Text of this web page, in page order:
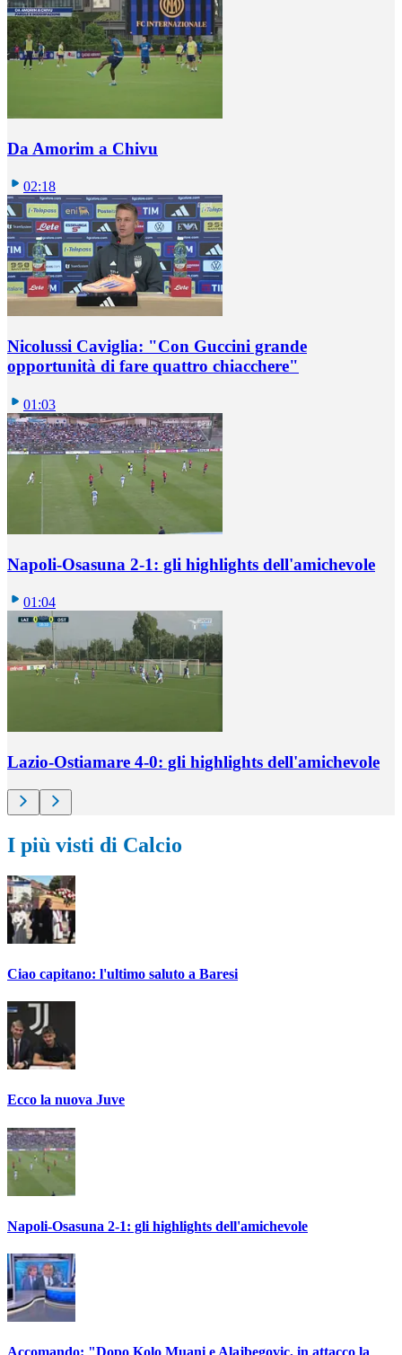
Da Amorim a Chivu
02:18
Nicolussi Caviglia: "Con Guccini grande
opportunità di fare quattro chiacchere"
01:03
Napoli-Osasuna 2-1: gli highlights dell'amichevole
01:04
Lazio-Ostiamare 4-0: gli highlights dell'amichevole
I più visti di Calcio
Ciao capitano: l'ultimo saluto a Baresi
Ecco la nuova Juve
Napoli-Osasuna 2-1: gli highlights dell'amichevole